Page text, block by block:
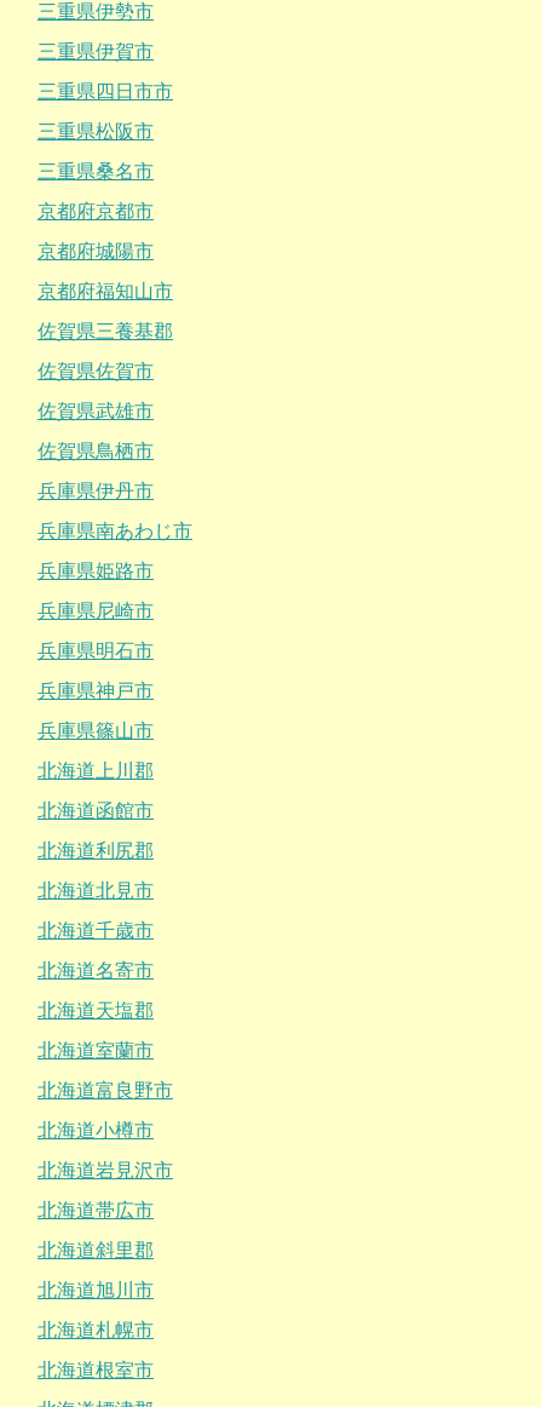
三重県伊勢市
三重県伊賀市
三重県四日市市
三重県松阪市
三重県桑名市
京都府京都市
京都府城陽市
京都府福知山市
佐賀県三養基郡
佐賀県佐賀市
佐賀県武雄市
佐賀県鳥栖市
兵庫県伊丹市
兵庫県南あわじ市
兵庫県姫路市
兵庫県尼崎市
兵庫県明石市
兵庫県神戸市
兵庫県篠山市
北海道上川郡
北海道函館市
北海道利尻郡
北海道北見市
北海道千歳市
北海道名寄市
北海道天塩郡
北海道室蘭市
北海道富良野市
北海道小樽市
北海道岩見沢市
北海道帯広市
北海道斜里郡
北海道旭川市
北海道札幌市
北海道根室市